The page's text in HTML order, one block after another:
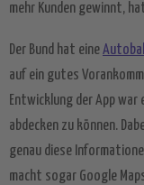
mehr Kunden gewinnt,
Der Bund hat eine
auf ein gutes
Entwicklung der App
abdecken zu können.
genau diese
macht sogar Google